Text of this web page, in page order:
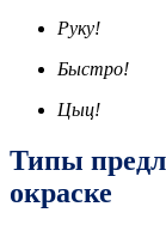
Руку!
Быстро!
Цыц!
Типы
окраске